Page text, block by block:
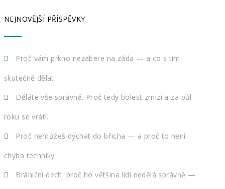
NEJNOVĚJŠÍ PŘÍSPĚVKY
Proč vám prkno nezabere na záda — a co s tím
skutečně dělat
Děláte vše správně. Proč tedy bolest zmizí a za půl
roku se vrátí.
Proč nemůžeš dýchat do břicha — a proč to není
chyba techniky
Brániční dech: proč ho většina lidí nedělá správně —